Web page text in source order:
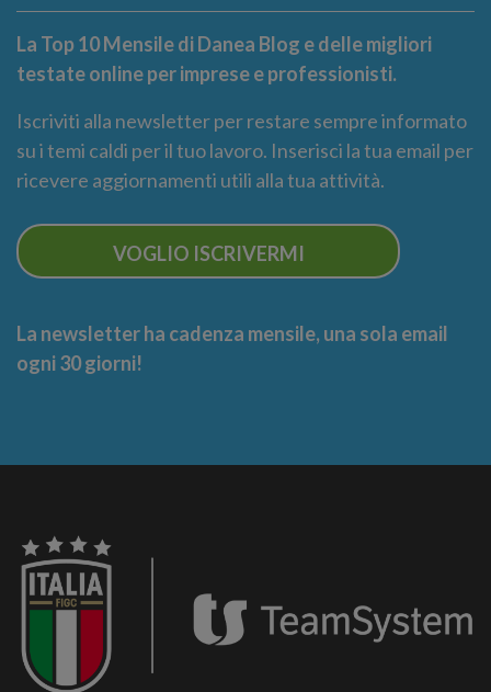
La Top 10 Mensile di Danea Blog e delle migliori
testate online per imprese e professionisti.
Iscriviti alla newsletter per restare sempre informato
su i temi caldi per il tuo lavoro. Inserisci la tua email per
ricevere aggiornamenti utili alla tua attività.
VOGLIO ISCRIVERMI
La newsletter ha cadenza mensile, una sola email
ogni 30 giorni!